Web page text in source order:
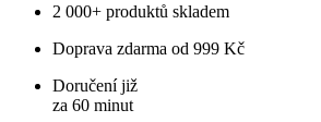
2 000+ produktů skladem
Doprava zdarma od 999 Kč
Doručení již
za 60 minut